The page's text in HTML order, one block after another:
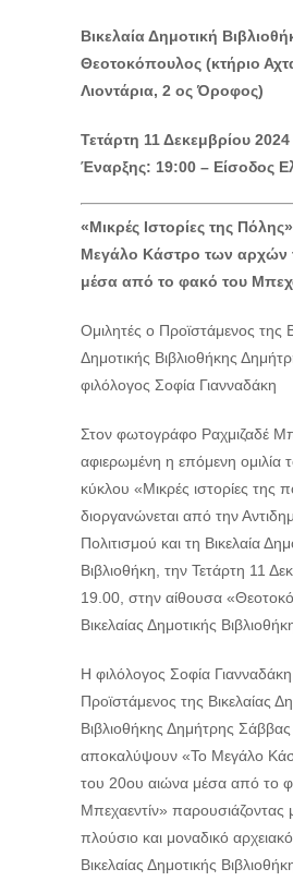
Βικελαία Δημοτική
Θεοτοκόπουλος (κτήριο
Λιοντάρια, 2 ος Όροφος)
Τετάρτη 11 Δεκεμβρίου
Έναρξης: 19:00 – Είσοδος
«Μικρές Ιστορίες της
Μεγάλο Κάστρο των αρχών
μέσα από το φακό του
Ομιλητές ο Προϊστάμενος της
Δημοτικής Βιβλιοθήκης
φιλόλογος Σοφία Γιανναδάκη
Στον φωτογράφο Ραχμιζαδέ
αφιερωμένη η επόμενη ομιλία
κύκλου «Μικρές ιστορίες της
διοργανώνεται από την
Πολιτισμού και τη Βικελαία
Βιβλιοθήκη, την Τετάρτη 11
19.00, στην αίθουσα
Βικελαίας Δημοτικής
Η φιλόλογος Σοφία
Προϊστάμενος της Βικελαίας
Βιβλιοθήκης Δημήτρης
αποκαλύψουν «Το Μεγάλο
του 20ου αιώνα μέσα από το
Μπεχαεντίν» παρουσιάζοντας
πλούσιο και μοναδικό
Βικελαίας Δημοτικής